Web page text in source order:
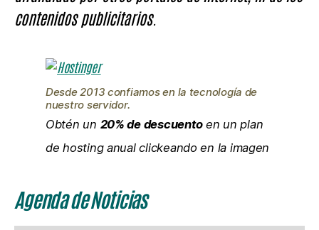
contenidos publicitarios.
Desde 2013 confiamos en la tecnología de
nuestro servidor.
Obtén un 20% de descuentoen un plan
de hosting anual clickeando en la imagen
Agenda de Noticias